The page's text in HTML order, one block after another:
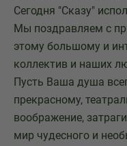
Сегодня "Сказу"
Мы поздравляем с
этому большому и
коллектив и наших
Пусть Ваша душа
прекрасному,
воображение,
мир чудесного и